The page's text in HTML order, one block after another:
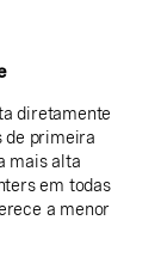
diretamente
de primeira
mais alta
em todas
a menor